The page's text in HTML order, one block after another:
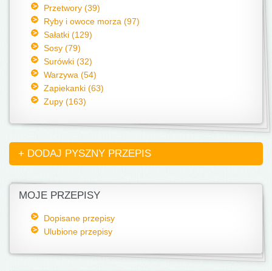
Przetwory (39)
Ryby i owoce morza (97)
Sałatki (129)
Sosy (79)
Surówki (32)
Warzywa (54)
Zapiekanki (63)
Zupy (163)
+ DODAJ PYSZNY PRZEPIS
MOJE PRZEPISY
Dopisane przepisy
Ulubione przepisy